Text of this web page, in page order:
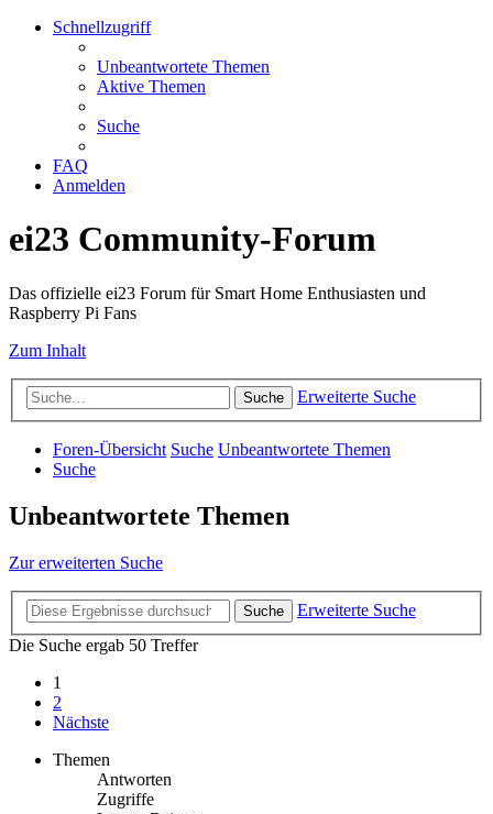
Schnellzugriff
Unbeantwortete Themen
Aktive Themen
Suche
FAQ
Anmelden
ei23 Community-Forum
Das offizielle ei23 Forum für Smart Home Enthusiasten und
Raspberry Pi Fans
Zum Inhalt
Suche Erweiterte Suche
Foren-Übersicht Suche Unbeantwortete Themen
Suche
Unbeantwortete Themen
Zur erweiterten Suche
Suche
Erweiterte Suche
Die Suche ergab 50 Treffer
1
2
Nächste
Themen
Antworten
Zugriffe